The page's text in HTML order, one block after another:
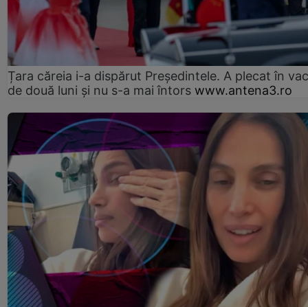
Țara căreia i-a dispărut Președintele. A plecat în
de două luni și nu s-a mai întors www.antena3.ro